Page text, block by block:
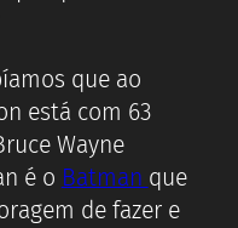
que ao
está com 63
Wayne
é o Batman que
de fazer e